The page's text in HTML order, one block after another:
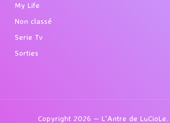
My Life
Non classé
Serie Tv
Sorties
Copyright 2026 — L'Antre de